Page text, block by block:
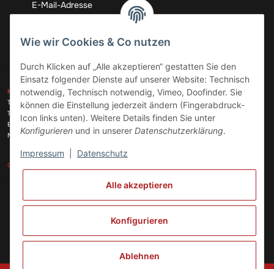
Abonnieren
KONTAKT
Telefon:+49 (0)6074 816 08 0
Telefax:
+49 (0)6074 215 08 60
E-Mail:
info@meinhausgeraetedoc.de
Max Planck Str. 6 c, 63322 Rödermark
GESETZLICHE INFORMATIONEN
ZAHLUNGSARTEN
VERSANDARTEN
Vertrag widerrufen
Wie wir Cookies & Co nutzen
Durch Klicken auf „Alle akzeptieren“ gestatten Sie den
Einsatz folgender Dienste auf unserer Website: Technisch
notwendig, Technisch notwendig, Vimeo, Doofinder. Sie
können die Einstellung jederzeit ändern (Fingerabdruck-
Icon links unten). Weitere Details finden Sie unter
Konfigurieren und in unserer Datenschutzerklärung.
Impressum Datenschutz
Alle akzeptieren
Konfigurieren
Ablehnen